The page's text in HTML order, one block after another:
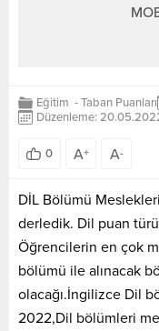
Eğitim -Taban Puanları
Düzenleme:
0 A+ A-
DİL Bölümü
derledik. Dil puan
Öğrencilerin en çok
bölümü ile alınacak
olacağı.İngilizce Dil
2022,Dil bölümleri